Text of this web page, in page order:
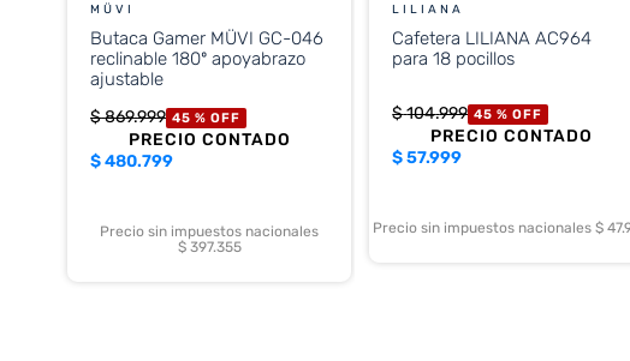
MÜVI
Butaca Gamer MÜVI GC-046
reclinable 180º apoyabrazo
ajustable
$869.999 45 % OFF
PRECIO CONTADO
$480.799
Precio sin impuestos nacionales
$ 397.355
LILIANA
Cafetera LILIANA AC964
para 18 pocillos
$104.999 45 % OFF
PRECIO CONTADO
$57.999
Precio sin impuestos nacionales $